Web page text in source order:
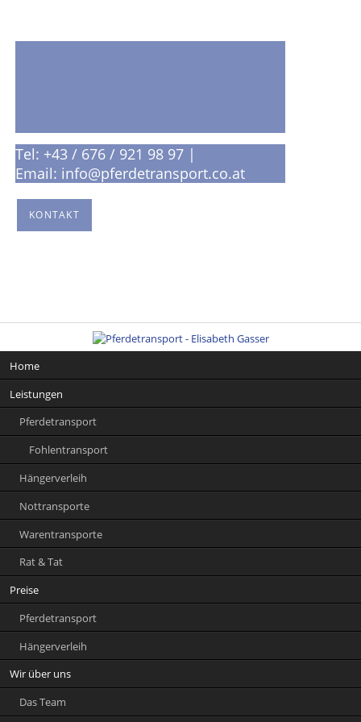
Tel: +43 / 676 / 921 98 97 |
Email: info@pferdetransport.co.at
KONTAKT
überspringen
Home
Leistungen
Pferdetransport
Fohlentransport
Hängerverleih
Nottransporte
Warentransporte
Rat & Tat
Preise
Pferdetransport
Hängerverleih
Wir über uns
Das Team